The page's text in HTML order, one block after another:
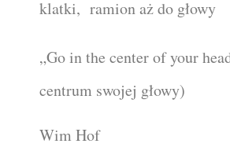
klatki, ramion aż do głowy
„Go in the center of your
centrum swojej głowy)
Wim Hof